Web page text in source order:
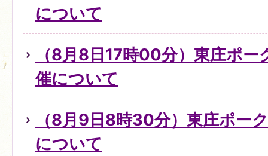
について
（8月8日17時00分）東庄ポ
催について
（8月9日8時30分）東庄ポー
について